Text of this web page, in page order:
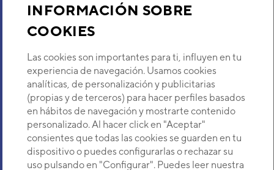
INFORMACIÓN SOBRE
COOKIES
Las cookies son importantes para ti, influyen en tu
experiencia de navegación. Usamos cookies
analíticas, de personalización y publicitarias
(propias y de terceros) para hacer perfiles basados
en hábitos de navegación y mostrarte contenido
personalizado. Al hacer click en "Aceptar"
consientes que todas las cookies se guarden en tu
dispositivo o puedes configurarlas o rechazar su
uso pulsando en "Configurar". Puedes leer nuestra
Sobre Nosotros
Descubre Eurofred
Dónde Estamos
¿Buscas un servicio técnico?